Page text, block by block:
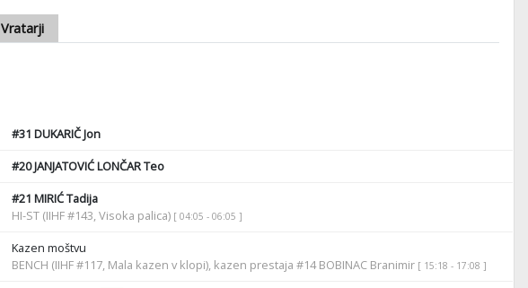
Vratarji
#31 DUKARIČ Jon
#20JANJATOVIĆ LONČAR Teo
#21 MIRIĆ Tadija
HI-ST (IIHF #143, Visoka palica) [ 04:05 - 06:05 ]
Kazen moštvu
BENCH (IIHF #117, Mala kazen v klopi), kazen prestaja #14 BOBINAC Branimir [ 15:18 - 17:08 ]